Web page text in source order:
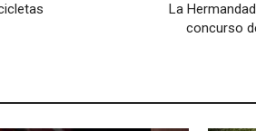
La
concurso